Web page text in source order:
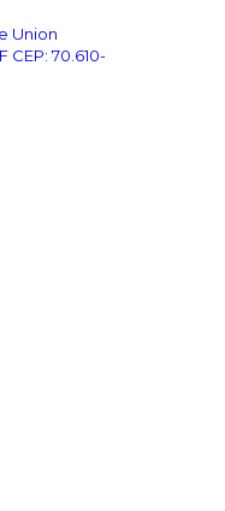
Union
CEP: 70.610-